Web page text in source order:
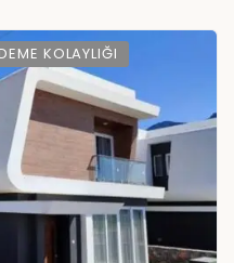
KOLAYLIĞI